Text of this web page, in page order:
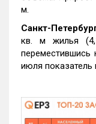
м.
Санкт-
кв. м жилья
июля показатель